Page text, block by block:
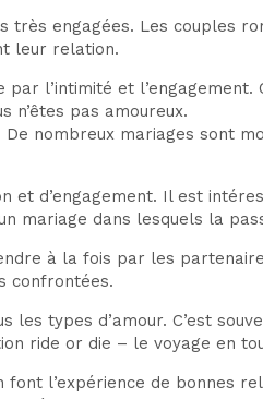
très engagées. Les couples
leur relation.
par l’intimité et
n’êtes pas amoureux.
nombreux mariages sont
et d’engagement. Il est
dans lesquels la
à la fois par les
confrontées.
les types d’amour. C’est
ride or die – le voyage en
l’expérience de bonnes